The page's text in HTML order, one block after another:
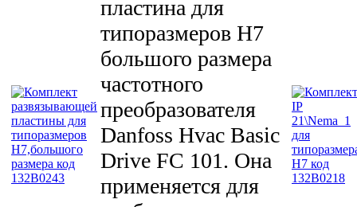
пластина для
типоразмеров H7
большого размера
частотного
преобразователя
Danfoss Hvac Basic
Drive FC 101. Она
применяется для